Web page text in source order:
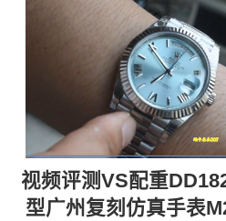
视频评测VS配重
型广州复刻仿真手表